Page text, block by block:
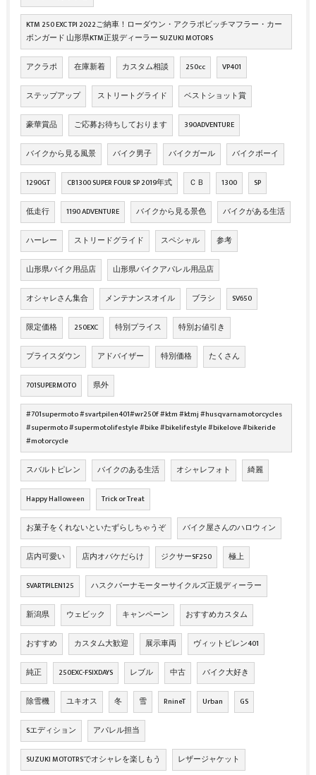
KTM 250 EXC TPI 2022ご納車！ローダウン・アクラポビッチマフラー・カー
ボンガード 山形県KTM正規ディーラー SUZUKI MOTORS
アクラポ 在庫新着 カスタム相談 250cc VP401
ステップアップ ストリートグライド ベストショット賞
豪華賞品 ご応募お待ちしております 390ADVENTURE
バイクから見る風景 バイク男子 バイクガール バイクボーイ
1290GT CB1300 SUPER FOUR SP 2019年式 ＣＢ 1300 SP
低走行 1190 ADVENTURE バイクから見る景色 バイクがある生活
ハーレー ストリードグライド スペシャル 参考
山形県バイク用品店 山形県バイクアパレル用品店
オシャレさん集合 メンテナンスオイル ブラシ SV650
限定価格 250EXC 特別プライス 特別お値引き
プライスダウン アドバイザー 特別価格 たくさん
701SUPERMOTO 県外
#701supermoto #svartpilen401#wr250f #ktm #ktmj #husqvarnamotorcycles
#supermoto #supermotolifestyle #bike #bikelifestyle #bikelove #bikeride
#motorcycle
スバルトピレン バイクのある生活 オシャレフォト 綺麗
Happy Halloween Trick or Treat
お菓子をくれないといたずらしちゃうぞ バイク屋さんのハロウィン
店内可愛い 店内オバケだらけ ジクサーSF250 極上
SVARTPILEN125 ハスクバーナモーターサイクルズ正規ディーラー
新潟県 ウェビック キャンペーン おすすめカスタム
おすすめ カスタム大歓迎 展示車両 ヴィットピレン401
純正 250EXC-FSIXDAYS レブル 中古 バイク大好き
除雪機 ユキオス 冬 雪 RnineT Urban GS
Sエディション アパレル担当
SUZUKI MOTOTRSでオシャレを楽しもう レザージャケット